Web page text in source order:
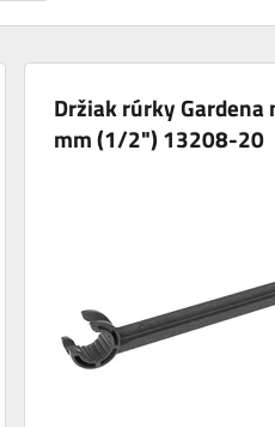
Držiak rúrky Gardena
mm (1/2") 13208-20